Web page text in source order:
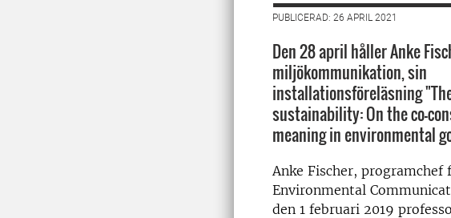
PUBLICERAD: 26 APRIL 2021
Den 28 april håller Anke
miljökommunikation, sin
installationsföreläsning
sustainability: On the co-
meaning in environmental
Anke Fischer, programchef
Environmental
den 1 februari 2019